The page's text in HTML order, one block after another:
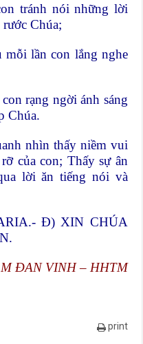
tránh nói những lời
Chúa;
lần con lắng nghe
rạng ngời ánh sáng
Chúa.
nhìn thấy niềm vui
của con; Thấy sự ân
lời ăn tiếng nói và
Đ) XIN CHÚA
ĐAN VINH – HHTM
print